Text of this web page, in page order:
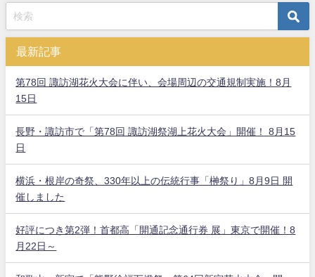
最新記事
第78回 諏訪湖花火大会に伴い、会場周辺の交通規制実施！8月
15日
長野・諏訪市で「第78回 諏訪湖祭湖上花火大会」開催！ 8月15
日
横浜・根岸の奇祭、330年以上の伝統行事「榊祭り」8月9日 開
催しました
好評につき第2弾！首都高「開通記念通行券 展」東京で開催！8
月22日～